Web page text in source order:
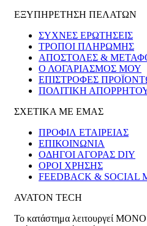
ΕΞΥΠΗΡΕΤΗΣΗ ΠΕΛΑΤΩΝ
ΣΥΧΝΕΣ ΕΡΩΤΗΣΕΙΣ
ΤΡΟΠΟΙ ΠΛΗΡΩΜΗΣ
ΑΠΟΣΤΟΛΕΣ &
Ο ΛΟΓΑΡΙΑΣΜΟΣ ΜΟΥ
ΕΠΙΣΤΡΟΦΕΣ
ΠΟΛΙΤΙΚΗ
ΣΧΕΤΙΚΑ ΜΕ ΕΜΑΣ
ΠΡΟΦΙΛ ΕΤΑΙΡΕΙΑΣ
ΕΠΙΚΟΙΝΩΝΙΑ
ΟΔΗΓΟΙ ΑΓΟΡΑΣ DIY
ΟΡΟΙ ΧΡΗΣΗΣ
FEEDBACK & SOCIAL
AVATON TECH
Το κατάστημα λειτουργεί ΜΟΝΟ